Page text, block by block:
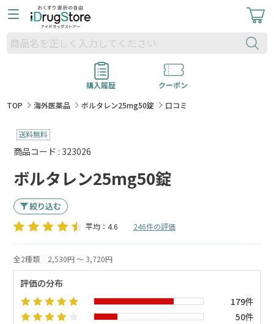
購入履歴
クーポン
TOP
海外医薬品 ボルタレン25mg50錠 口コミ
商品コード : 323026
ボルタレン25mg50錠
絞り込む
平均：4.6 246件の評価
全2種類 2,530円 ～ 3,720円
評価の分布
179件
50件